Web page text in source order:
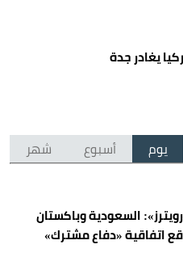
يغادر جدة
يوم أسبوع شهر
السعودية وباكستان
اتفاقية «دفاع مشترك»